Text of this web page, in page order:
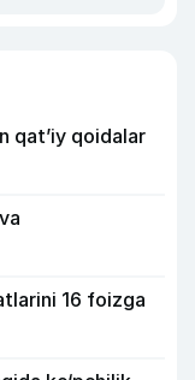
qat’iy qoidalar
16 foizga